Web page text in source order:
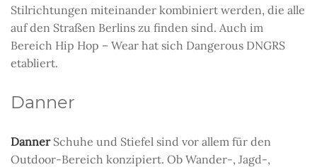
Stilrichtungen miteinander kombiniert werden, die alle
auf den Straßen Berlins zu finden sind. Auch im
Bereich Hip Hop – Wear hat sich Dangerous DNGRS
etabliert.
Danner
DannerSchuhe und Stiefel sind vor allem für den
Outdoor-Bereich konzipiert. Ob Wander-, Jagd-,